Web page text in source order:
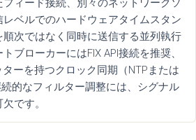
ィード接続、別々のネットワークソ
ベルでのハードウェアタイムスタン
次ではなく同時に送信する並列執行
ブローカーにはFIX API接続を推奨、
ーを持つクロック同期（NTPまたは
的なフィルター調整には、シグナル
です。